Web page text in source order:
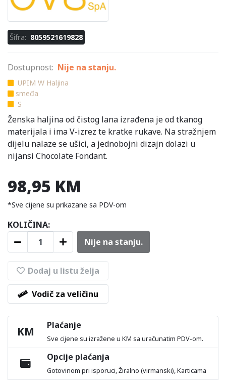
Šifra: 8059521619828
Dostupnost: Nije na stanju.
UPIM W Haljina
smeđa
S
Ženska haljina od čistog lana izrađena je od tkanog
materijala i ima V-izrez te kratke rukave. Na stražnjem
dijelu nalaze se ušici, a jednobojni dizajn dolazi u
nijansi Chocolate Fondant.
98,95 KM
*Sve cijene su prikazane sa PDV-om
KOLIČINA:
Nije na stanju.
Dodaj u listu želja
Vodič za veličinu
KM Plaćanje
Sve cijene su izražene u KM sa uračunatim PDV-om.
Opcije plaćanja
Gotovinom pri isporuci, Žiralno (virmanski), Karticama